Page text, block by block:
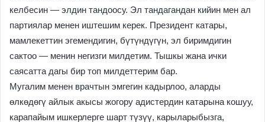
келбесин — элдин тандоосу. Эл тандагандан кийин мен ал
партиялар менен иштешим керек. Президент катары,
мамлекеттин эгемендигин, бүтүндүгүн, эл биримдигин
сактоо — менин негизги милдетим. Тышкы жана ички
саясатта дагы бир топ милдеттерим бар.
Мугалим менен врачтын эмгегин кадырлоо, аларды
өлкөдөгү айлык акысы жогору адистердин катарына кошуу,
карапайым ишкерлерге шарт түзүү, карыларыбызга,